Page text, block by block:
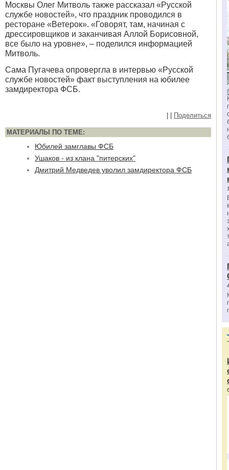
Москвы Олег Митволь также рассказал «Русской
службе новостей», что праздник проводился в
ресторане «Ветерок». «Говорят, там, начиная с
дрессировщиков и заканчивая Аллой Борисовной,
все было на уровне», – поделился информацией
Митволь.
Сама Пугачева опровергла в интервью «Русской
службе новостей» факт выступления на юбилее
замдиректора ФСБ.
Поделиться
МАТЕРИАЛЫ ПО ТЕМЕ:
Юбилей замглавы ФСБ
Ушаков - из клана "питерских"
Дмитрий Медведев уволил замдиректора ФСБ